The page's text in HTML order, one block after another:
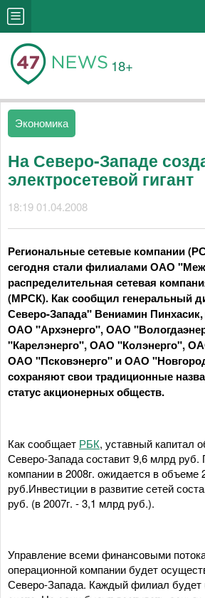
18+
Экономика
На Северо-Западе
электросетевой гигант
18:19 01.04.2008
Региональные сетевые компании
сегодня стали филиалами ОАО
распределительная сетевая
(МРСК). Как сообщил генеральный
Северо-Запада" Вениамин
ОАО "Архэнерго", ОАО
"Карелэнерго", ОАО "Колэнерго",
ОАО "Псковэнерго" и ОАО
сохраняют свои традиционные
статус акционерных обществ.
Как сообщает РБК, уставный капитал
Северо-Запада составит 9,6 млрд руб.
компании в 2008г. ожидается в объеме
руб.Инвестиции в развитие сетей
руб. (в 2007г. - 3,1 млрд руб.).
Управление всеми финансовыми
операционной компании будет
Северо-Запада. Каждый филиал будет